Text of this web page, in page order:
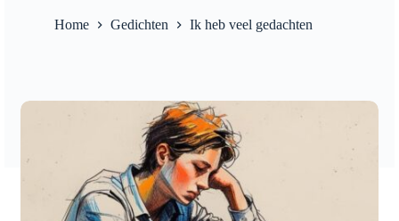
Home Gedichten Ik heb veel gedachten